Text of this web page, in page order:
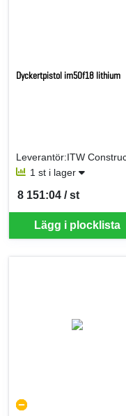
Dyckertpistol im50f18 lithium
1 st i lager
Lägg i plocklista
8 151:04 / st
SEK per ST